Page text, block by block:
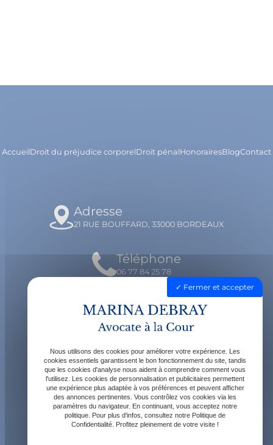
AccueilDroit du préjudice corporelDroit pénalHonorairesBlogContact
Adresse
21 RUE BOUFFARD, 33000 BORDEAUX
Téléphone
06 77 84 25 78
Email
contact@avocatdebray.fr
Horaires
Lundi - Vendredi : 9h - 19h
Fermer et accepter
Nous utilisons des cookies pour améliorer votre expérience. Les
cookies essentiels garantissent le bon fonctionnement du site, tandis
que les cookies d'analyse nous aident à comprendre comment vous
l'utilisez. Les cookies de personnalisation et publicitaires permettent
une expérience plus adaptée à vos préférences et peuvent afficher
des annonces pertinentes. Vous contrôlez vos cookies via les
paramètres du navigateur. En continuant, vous acceptez notre
politique. Pour plus d'infos, consultez notre Politique de
Confidentialité. Profitez pleinement de votre visite !